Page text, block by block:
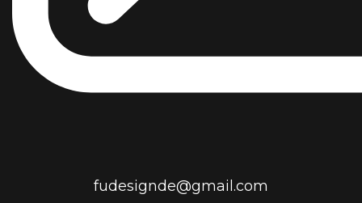
fudesignde@gmail.com